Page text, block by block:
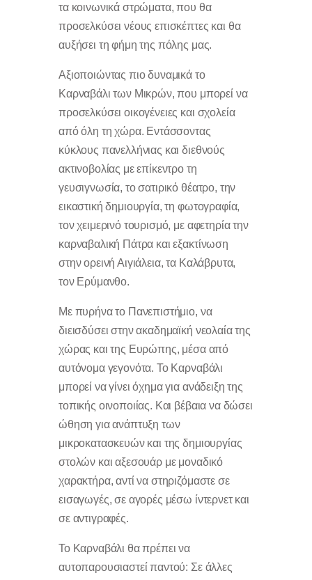
τα κοινωνικά στρώματα, που θα
προσελκύσει νέους επισκέπτες και θα
αυξήσει τη φήμη της πόλης μας.
Αξιοποιώντας πιο δυναμικά το
Καρναβάλι των Μικρών, που μπορεί να
προσελκύσει οικογένειες και σχολεία
από όλη τη χώρα. Εντάσσοντας
κύκλους πανελλήνιας και διεθνούς
ακτινοβολίας με επίκεντρο τη
γευσιγνωσία, το σατιρικό θέατρο, την
εικαστική δημιουργία, τη φωτογραφία,
τον χειμερινό τουρισμό, με αφετηρία την
καρναβαλική Πάτρα και εξακτίνωση
στην ορεινή Αιγιάλεια, τα Καλάβρυτα,
τον Ερύμανθο.
Με πυρήνα το Πανεπιστήμιο, να
διεισδύσει στην ακαδημαϊκή νεολαία της
χώρας και της Ευρώπης, μέσα από
αυτόνομα γεγονότα. Το Καρναβάλι
μπορεί να γίνει όχημα για ανάδειξη της
τοπικής οινοποιίας. Και βέβαια να δώσει
ώθηση για ανάπτυξη των
μικροκατασκευών και της δημιουργίας
στολών και αξεσουάρ με μοναδικό
χαρακτήρα, αντί να στηριζόμαστε σε
εισαγωγές, σε αγορές μέσω ίντερνετ και
σε αντιγραφές.
Το Καρναβάλι θα πρέπει να
αυτοπαρουσιαστεί παντού: Σε άλλες